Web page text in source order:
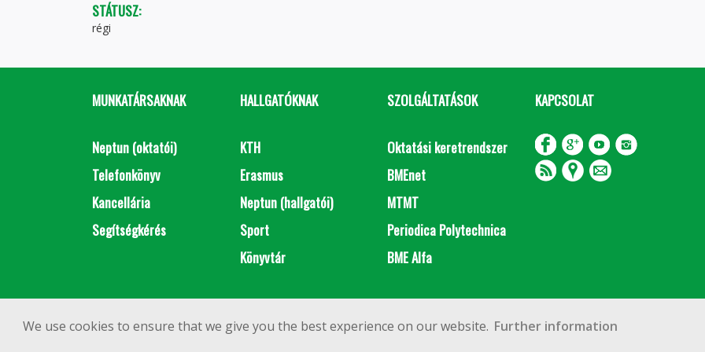
We use cookies to ensure that we give you the best experience on our website. Further information
STÁTUSZ:
régi
MUNKATÁRSAKNAK
Neptun (oktatói)
Telefonkönyv
Kancellária
Segítségkérés
HALLGATÓKNAK
KTH
Erasmus
Neptun (hallgatói)
Sport
Könyvtár
SZOLGÁLTATÁSOK
Oktatási keretrendszer
BMEnet
MTMT
Periodica Polytechnica
BME Alfa
KAPCSOLAT
Copyright © 2020 BME Építőmérnöki Kar
1111 Budapest, Műegyetem rkp. 3.